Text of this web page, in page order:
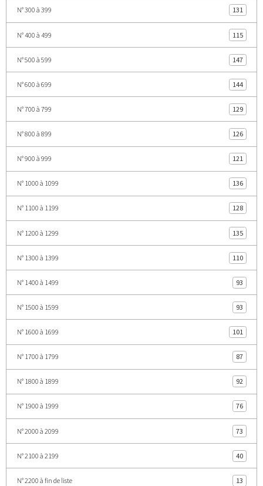
N° 300 à 399 131
N° 400 à 499 115
N° 500 à 599 147
N° 600 à 699 144
N° 700 à 799 129
N° 800 à 899 126
N° 900 à 999 121
N° 1000 à 1099 136
N° 1100 à 1199 128
N° 1200 à 1299 135
N° 1300 à 1399 110
N° 1400 à 1499 93
N° 1500 à 1599 93
N° 1600 à 1699 101
N° 1700 à 1799 87
N° 1800 à 1899 92
N° 1900 à 1999 76
N° 2000 à 2099 73
N° 2100 à 2199 40
N° 2200 à fin de liste 13